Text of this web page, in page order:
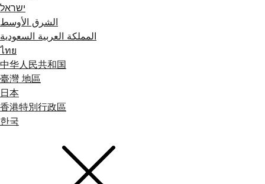
ישראל
الشرق الأوسط
المملكة العربية السعودية
ไทย
中华人民共和国
臺灣 地區
日本
香港特別行政區
한국